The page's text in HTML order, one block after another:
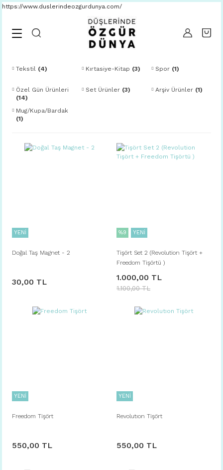
https://www.duslerindeozgurdunya.com/
Tekstil (4) Kırtasiye-Kitap (3) Spor (1)
Özel Gün Ürünleri
(14)
Set Ürünler (3) Arşiv Ürünler (1)
Mug/Kupa/Bardak
(1)
YENİ
Doğal Taş Magnet - 2
30,00 TL
%9 YENİ
Tişört Set 2 (Revolution Tişört +
Freedom Tişörtü )
1.000,00 TL
1.100,00 TL
YENİ
Freedom Tişört
550,00 TL
YENİ
Revolutıon Tişört
550,00 TL
Geri Dön
Özel Gün Ürünleri
Yenidoğan Magnetler